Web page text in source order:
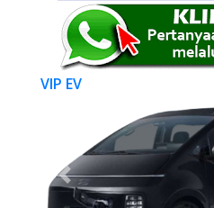
VIP EV
Previous